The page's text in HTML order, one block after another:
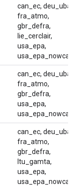
can_ec, deu_uba,
fra_atmo,
gbr_defra,
lie_cerclair,
usa_epa,
usa_epa_nowcast
can_ec, deu_uba,
fra_atmo,
gbr_defra,
usa_epa,
usa_epa_nowcast
can_ec, deu_uba,
fra_atmo,
gbr_defra,
ltu_gamta,
usa_epa,
usa_epa_nowcast